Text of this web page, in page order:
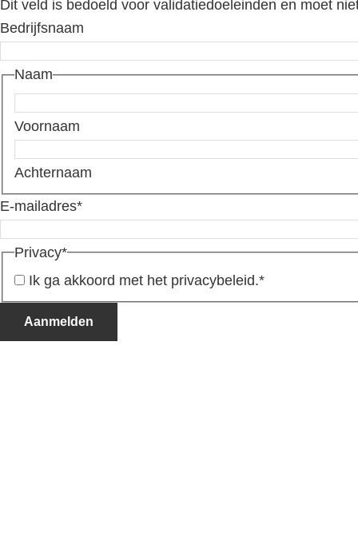
Dit veld is bedoeld voor validatiedoeleinden en moet
Bedrijfsnaam
Naam
Voornaam
Achternaam
E-mailadres*
Privacy*
Ik ga akkoord met het privacybeleid.*
Aanmelden